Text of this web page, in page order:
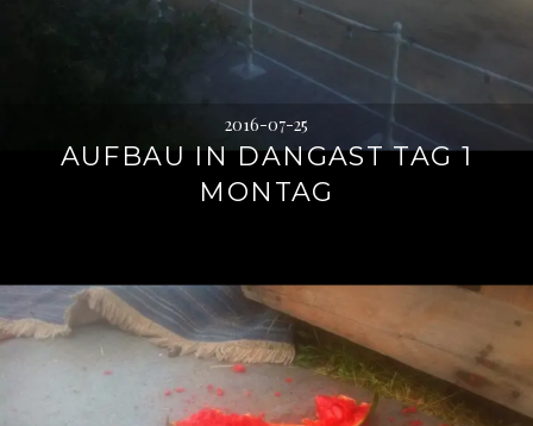
2016-07-25
AUFBAU IN DANGAST TAG 1
MONTAG